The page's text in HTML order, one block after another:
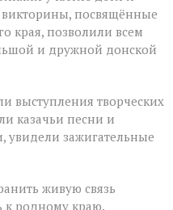
посвящённые
края, позволили всем
и дружной донской
выступления творческих
казачьи песни и
зажигательные
живую связь
к родному краю.